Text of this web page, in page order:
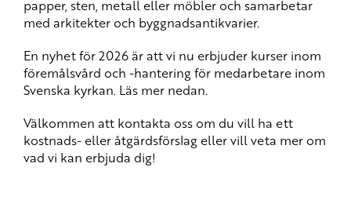
papper, sten, metall eller möbler och samarbetar
med arkitekter och byggnadsantikvarier.
En nyhet för 2026 är att vi nu erbjuder kurser inom
föremålsvård och -hantering för medarbetare inom
Svenska kyrkan. Läs mer nedan.
Välkommen att kontakta oss om du vill ha ett
kostnads- eller åtgärdsförslag eller vill veta mer om
vad vi kan erbjuda dig!